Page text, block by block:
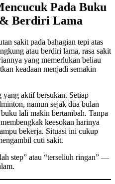
Pada Buku
Berdiri Lama
sakit pada bahagian tepi atas
atau berdiri lama, rasa sakit
yang memerlukan beliau
keadaan menjadi semakin
yang aktif bersukan. Setiap
namun sejak dua bulan
lali makin bertambah. Tanpa
keesokan harinya
bekerja. Situasi ini cukup
cuti sakit.
step” atau “terseliuh ringan” —